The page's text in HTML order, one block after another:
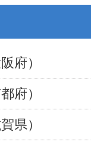
府）
府）
県）